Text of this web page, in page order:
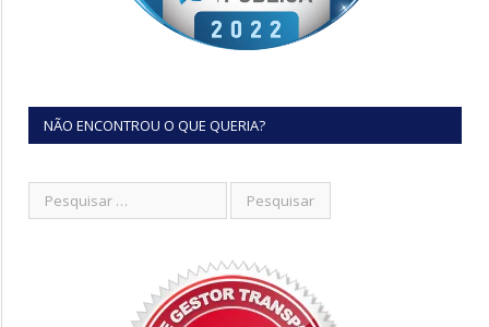
NÃO ENCONTROU O QUE QUERIA?